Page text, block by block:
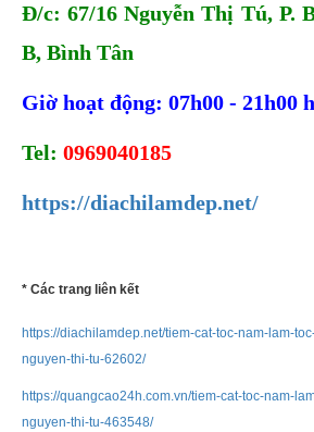
Đ/c: 67/16 Nguyễn Thị Tú, P.
B, Bình Tân
Giờ hoạt động: 07h00 - 21h00
Tel: 0969040185
https://diachilamdep.net/
* Các trang liên kết
https://diachilamdep.net/tiem-cat-toc-nam-lam-
nguyen-thi-tu-62602/
https://quangcao24h.com.vn/tiem-cat-toc-nam-
nguyen-thi-tu-463548/